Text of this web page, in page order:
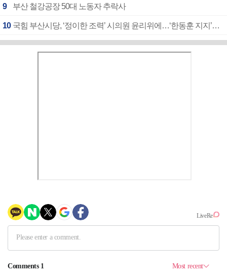
9 부산 철강공장 50대 노동자 추락사
10 국힘 부산시당, ‘정이한 조력’ 시의원 윤리위에…‘한동훈 지지’도 신고접수